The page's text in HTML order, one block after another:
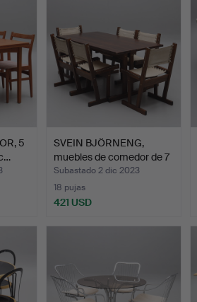
5
SVEIN BJÖRNENG,
muebles de comedor de 7
pi…
Subastado 2 dic 2023
18 pujas
421 USD